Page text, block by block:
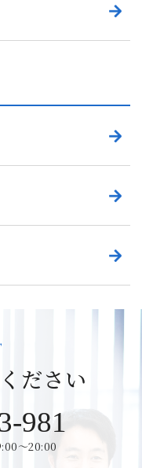
ださい
981
～20:00